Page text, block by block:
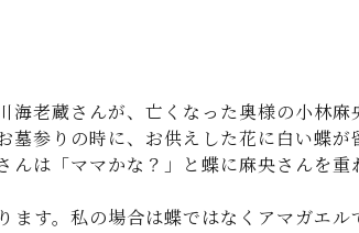
海老蔵さんが、亡くなった奥様の小林麻
墓参りの時に、お供えした花に白い蝶が
んは「ママかな？」と蝶に麻央さんを重
ます。私の場合は蝶ではなくアマガエル